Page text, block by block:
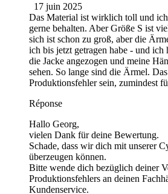
17 juin 2025
Das Material ist wirklich toll und ich
gerne behalten. Aber Größe S ist
sich ist schon zu groß, aber die
ich bis jetzt getragen habe - und ich
die Jacke angezogen und meine
sehen. So lange sind die Ärmel.
Produktionsfehler sein, zumindest
Réponse
Hallo Georg,
vielen Dank für deine Bewertung.
Schade, dass wir dich mit unserer
überzeugen können.
Bitte wende dich bezüglich deiner
Produktionsfehlers an deinen
Kundenservice.